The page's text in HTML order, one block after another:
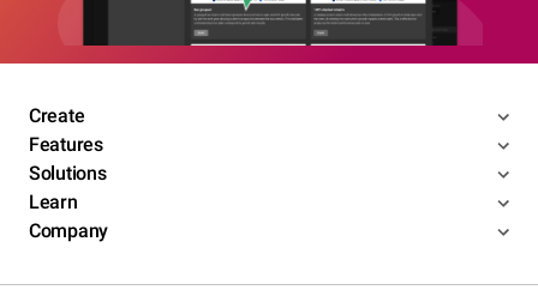
Create
Features
Solutions
Learn
Company